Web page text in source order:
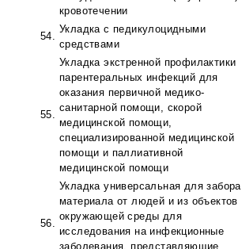
кровотечении
54.
Укладка с педикулоцидными
средствами
55.
Укладка экстренной профилактики
парентеральных инфекций для
оказания первичной медико-
санитарной помощи, скорой
медицинской помощи,
специализированной медицинской
помощи и паллиативной
медицинской помощи
56.
Укладка универсальная для забора
материала от людей и из объектов
окружающей среды для
исследования на инфекционные
заболевания, представляющие